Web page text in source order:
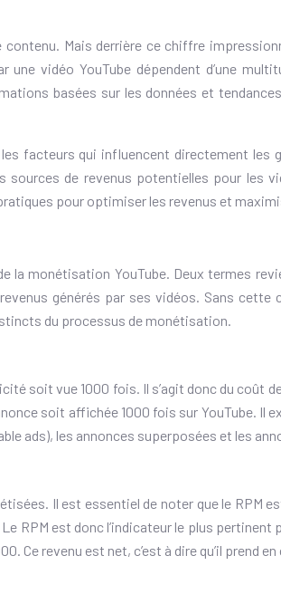
Mais derrière ce chiffre
vidéo YouTube dépendent d’une
basées sur les données et
facteurs qui influencent directement
de revenus potentielles pour les
pour optimiser les revenus et
monétisation YouTube. Deux termes
générés par ses vidéos. Sans cette
du processus de monétisation.
soit vue 1000 fois. Il s’agit donc du coût
soit affichée 1000 fois sur YouTube.
ads), les annonces superposées et les
Il est essentiel de noter que le RPM
Le RPM est donc l’indicateur le plus pertinent
Ce revenu est net, c’est à dire qu’il prend